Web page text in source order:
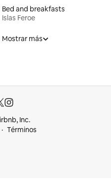
Bed and breakfasts
Islas Feroe
Mostrar más
Inc.
Términos